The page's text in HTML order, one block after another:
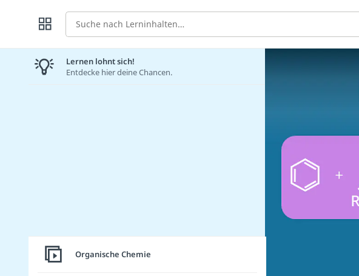
Suche
Lernen lohnt sich!
Entdecke hier deine Chancen.
Organische Chemie